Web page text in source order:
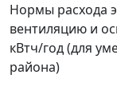
Нормы расхода
вентиляцию и
кВтч/год (для
района)